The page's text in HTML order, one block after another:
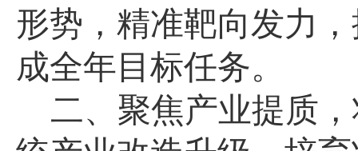
形势，精准靶向发力
成全年目标任务。
二、聚焦产业提质